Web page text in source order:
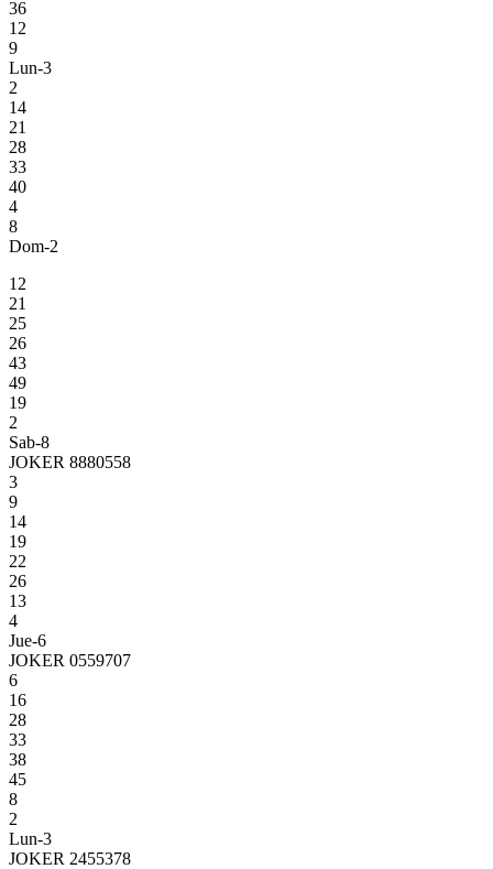
36
12
9
Lun-3
2
14
21
28
33
40
4
8
Dom-2
12
21
25
26
43
49
19
2
Sab-8
JOKER 8880558
3
9
14
19
22
26
13
4
Jue-6
JOKER 0559707
6
16
28
33
38
45
8
2
Lun-3
JOKER 2455378